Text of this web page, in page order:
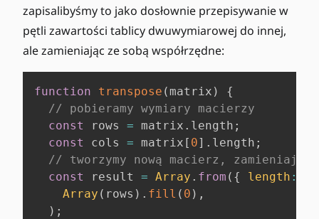
T
}
zapisalibyśmy to jako dosłownie przepisywanie w
pętli zawartości tablicy dwuwymiarowej do innej,
ale zamieniając ze sobą współrzędne:
function transpose ( matrix )
{
// pobieramy wymiary macierzy
const
rows = matrix . length ;
const
cols = matrix [ 0] . length ;
// tworzymy nową macierz, zamieniając
const
result = Array . from ( { length :
Array ( rows ) . fill ( 0 ) ,
) ;